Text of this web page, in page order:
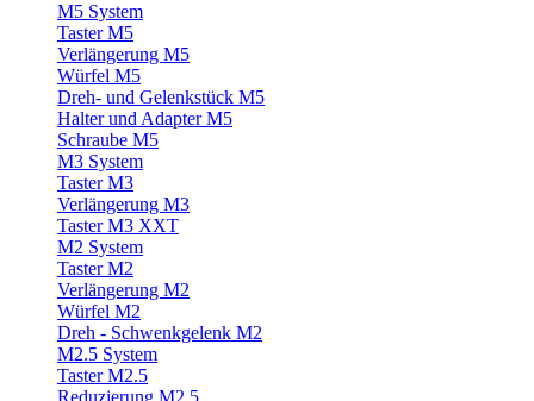
M5 System
Taster M5
Verlängerung M5
Würfel M5
Dreh- und Gelenkstück M5
Halter und Adapter M5
Schraube M5
M3 System
Taster M3
Verlängerung M3
Taster M3 XXT
M2 System
Taster M2
Verlängerung M2
Würfel M2
Dreh - Schwenkgelenk M2
M2.5 System
Taster M2.5
Reduzierung M2.5